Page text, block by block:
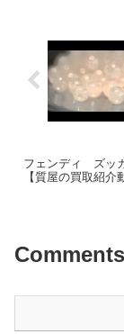
フェンディ ズッ
【質屋の買取紹介
Comments